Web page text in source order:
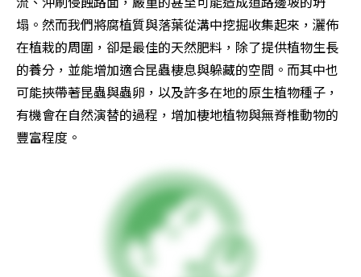
塌。然而我們將腐植質與落葉從溝中挖掘收集起來，灑佈
在植栽的周圍，卻是最佳的天然肥料，除了提供植物生長
的養分，並能增加適合昆蟲棲息與躲藏的空間。而其中也
可能挾帶著昆蟲與蟲卵，以及許多在地的原生植物種子，
有機會在自然演替的過程，增加棲地植物與無脊椎動物的
豐富程度。